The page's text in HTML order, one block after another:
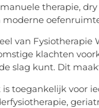
therapie,
van
klachten
slag kunt. Dit
toegankelijk voor